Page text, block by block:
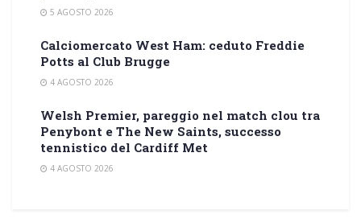
5 AGOSTO 2026
Calciomercato West Ham: ceduto Freddie
Potts al Club Brugge
4 AGOSTO 2026
Welsh Premier, pareggio nel match clou tra
Penybont e The New Saints, successo
tennistico del Cardiff Met
4 AGOSTO 2026